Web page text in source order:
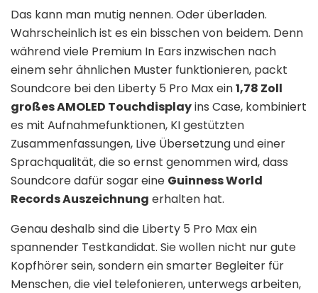
Das kann man mutig nennen. Oder überladen.
Wahrscheinlich ist es ein bisschen von beidem. Denn
während viele Premium In Ears inzwischen nach
einem sehr ähnlichen Muster funktionieren, packt
Soundcore bei den Liberty 5 Pro Max ein1,78 Zoll
großes AMOLED Touchdisplayins Case, kombiniert
es mit Aufnahmefunktionen, KI gestützten
Zusammenfassungen, Live Übersetzung und einer
Sprachqualität, die so ernst genommen wird, dass
Soundcore dafür sogar eine Guinness World
Records Auszeichnung erhalten hat.
Genau deshalb sind die Liberty 5 Pro Max ein
spannender Testkandidat. Sie wollen nicht nur gute
Kopfhörer sein, sondern ein smarter Begleiter für
Menschen, die viel telefonieren, unterwegs arbeiten,